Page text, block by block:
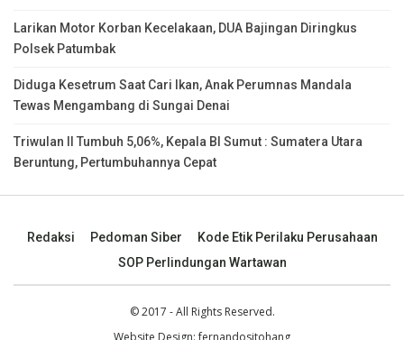
Larikan Motor Korban Kecelakaan, DUA Bajingan Diringkus
Polsek Patumbak
Diduga Kesetrum Saat Cari Ikan, Anak Perumnas Mandala
Tewas Mengambang di Sungai Denai
Triwulan II Tumbuh 5,06%, Kepala BI Sumut : Sumatera Utara
Beruntung, Pertumbuhannya Cepat
Redaksi Pedoman Siber
Kode Etik Perilaku Perusahaan
SOP Perlindungan Wartawan
© 2017 - All Rights Reserved.
Website Design:fernandositohang